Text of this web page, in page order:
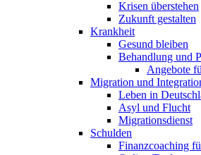
Krisen überstehen
Zukunft gestalten
Krankheit
Gesund bleiben
Behandlung und
Angebote
Migration und
Leben in
Asyl und Flucht
Migrationsdienst
Schulden
Finanzcoaching